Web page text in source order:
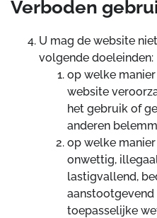
Verboden
U mag de website
volgende doeleinden:
op welke
website
het gebruik of
anderen
op welke
onwettig,
lastigvallend,
aanstootgevend
toepasselijke